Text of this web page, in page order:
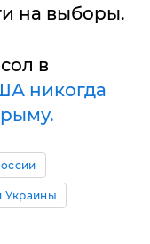
на выборы.
в
никогда
Украины